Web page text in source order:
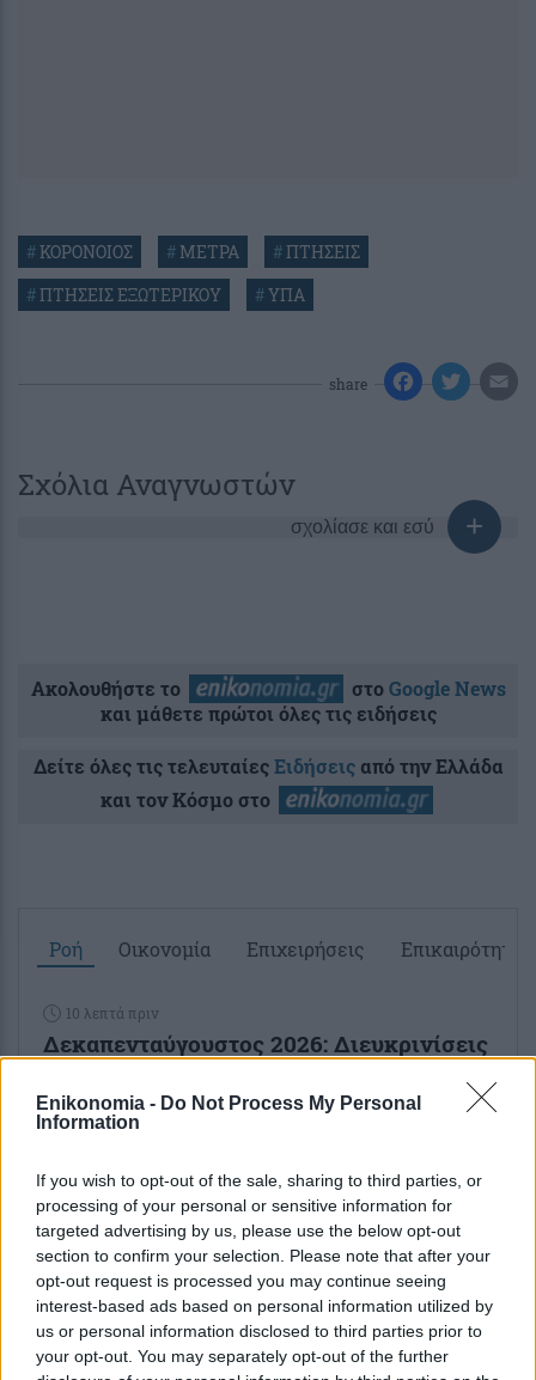
Enikonomia - Do Not Process My Personal
Information
If you wish to opt-out of the sale, sharing to third parties, or
processing of your personal or sensitive information for
targeted advertising by us, please use the below opt-out
section to confirm your selection. Please note that after your
opt-out request is processed you may continue seeing
interest-based ads based on personal information utilized by
us or personal information disclosed to third parties prior to
your opt-out. You may separately opt-out of the further
#ΚΟΡΟΝΟΙΟΣ # ΜΕΤΡΑ #ΠΤΗΣΕΙΣ
#ΠΤΗΣΕΙΣ ΕΞΩΤΕΡΙΚΟΥ #ΥΠΑ
share
Σχόλια Αναγνωστών
σχολίασε και εσύ
Ακολουθήστε το στοGoogle News
και μάθετε πρώτοι όλες τις ειδήσεις
Δείτε όλες τις τελευταίεςΕιδήσειςαπό την Ελλάδα
και τον Κόσμο στο
Ροή Οικονομία Επιχειρήσεις Επικαιρότητα
10 λεπτά πριν
Δεκαπενταύγουστος 2026: Διευκρινίσεις
εργαζομένων
ΜyAGRO: Παρουσιάστηκε η νέα
ψηφιακή πλατφόρμα της ΑΑΔΕ- Ποιες
αποζημιώσεις θα καταβληθούν έως τις
31...
1 ώρα πριν